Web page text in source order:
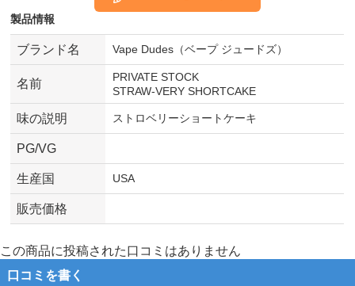
製品情報
ブランド名 Vape Dudes（ベープ ジュードズ）
名前
PRIVATE STOCK
STRAW-VERY SHORTCAKE
味の説明 ストロベリーショートケーキ
PG/VG
生産国 USA
販売価格
この商品に投稿された口コミはありません
口コミを書く